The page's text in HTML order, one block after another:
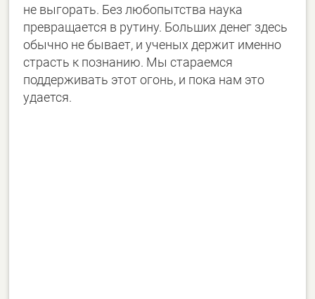
не выгорать. Без любопытства наука
превращается в рутину. Больших денег здесь
обычно не бывает, и ученых держит именно
страсть к познанию. Мы стараемся
поддерживать этот огонь, и пока нам это
удается.